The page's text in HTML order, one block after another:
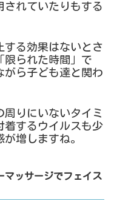
れていたりもする
る効果はないとさ
限られた時間」で
がら子ども達と関わ
りにいないタイミ
着するウイルスも少
増しますね。
マッサージでフェイス